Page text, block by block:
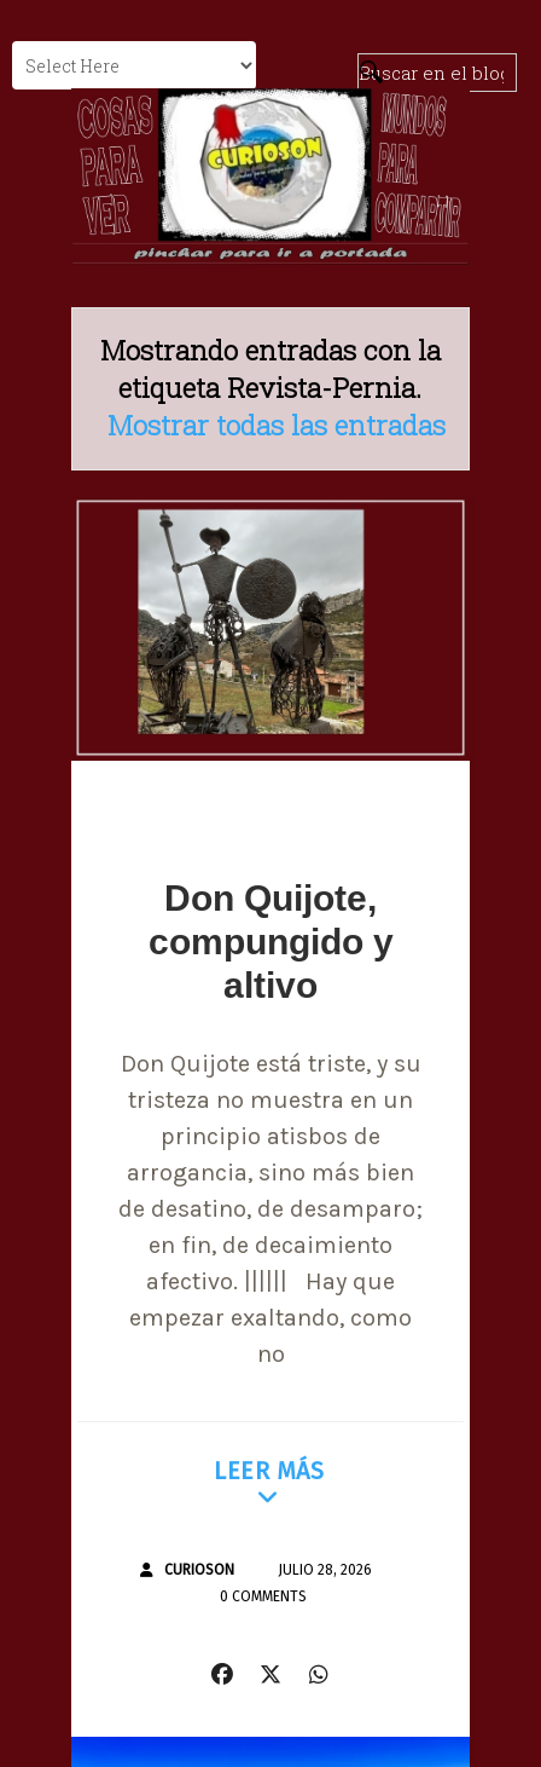
Mostrando entradas con la
etiqueta Revista-Pernia.
Mostrar todas las entradas
Don Quijote,
compungido y
altivo
Don Quijote está triste, y su
tristeza no muestra en un
principio atisbos de
arrogancia, sino más bien
de desatino, de desamparo;
en fin, de decaimiento
afectivo. |||||| Hay que
empezar exaltando, como
no
LEER MÁS
CURIOSON
JULIO 28, 2026
0 COMMENTS